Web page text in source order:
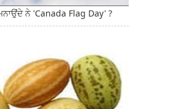
ਨੇ 'Canada Flag Day' ?